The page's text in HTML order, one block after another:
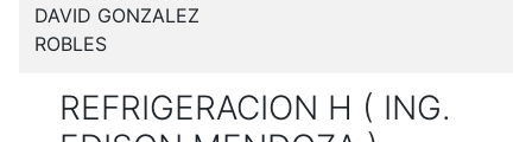
DAVID GONZALEZ
ROBLES
REFRIGERACION H ( ING.